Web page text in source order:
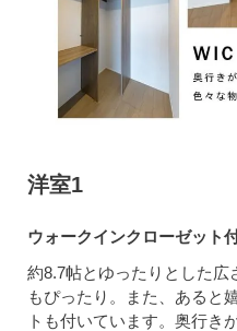
洋室1
ウォークインクローゼット
約8.7帖とゆったりとした広
もぴったり。また、あると
トも付いています。奥行き